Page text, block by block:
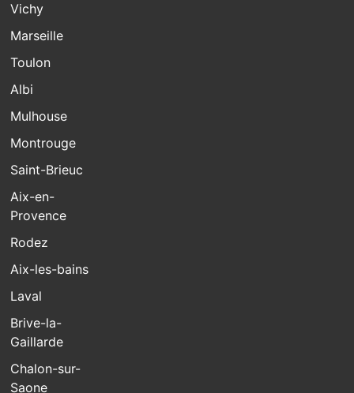
Vichy
Marseille
Toulon
Albi
Mulhouse
Montrouge
Saint-Brieuc
Aix-en-
Provence
Rodez
Aix-les-bains
Laval
Brive-la-
Gaillarde
Chalon-sur-
Saone